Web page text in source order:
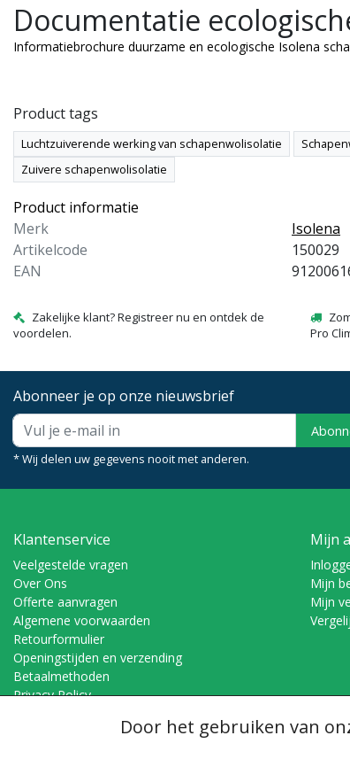
Documentatie
Informatiebrochure duurzame en ecologische Isolena
Product tags
Luchtzuiverende werking van schapenwolisolatie
Zuivere schapenwolisolatie
Product informatie
Merk
Isolena
Artikelcode
150029
EAN
voegenband.
product in de huidige
Vergelijk Bekijken
De Premium
schapenwolisolatie
met 20kg/m3 en
Vergelijk
Zakelijke klant? Registreer nu en ontdek de
voordelen.
Pro
Abonneer je op onze nieuwsbrief
* Wij delen uw gegevens nooit met anderen.
Klantenservice
Veelgestelde vragen
Over Ons
Offerte aanvragen
Algemene voorwaarden
Retourformulier
Openingstijden en verzending
Betaalmethoden
Privacy Policy
Mijn
Mijn
Mijn
Door het gebruiken van